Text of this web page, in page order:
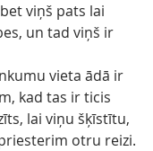
viņš pats lai
un tad viņš ir
vieta ādā ir
kad tas ir ticis
lai viņu šķīstītu,
otru reizi.